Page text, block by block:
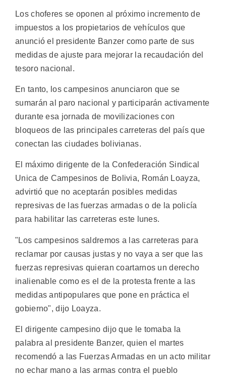
Los choferes se oponen al próximo incremento de
impuestos a los propietarios de vehículos que
anunció el presidente Banzer como parte de sus
medidas de ajuste para mejorar la recaudación del
tesoro nacional.
En tanto, los campesinos anunciaron que se
sumarán al paro nacional y participarán activamente
durante esa jornada de movilizaciones con
bloqueos de las principales carreteras del país que
conectan las ciudades bolivianas.
El máximo dirigente de la Confederación Sindical
Unica de Campesinos de Bolivia, Román Loayza,
advirtió que no aceptarán posibles medidas
represivas de las fuerzas armadas o de la policía
para habilitar las carreteras este lunes.
"Los campesinos saldremos a las carreteras para
reclamar por causas justas y no vaya a ser que las
fuerzas represivas quieran coartarnos un derecho
inalienable como es el de la protesta frente a las
medidas antipopulares que pone en práctica el
gobierno", dijo Loayza.
El dirigente campesino dijo que le tomaba la
palabra al presidente Banzer, quien el martes
recomendó a las Fuerzas Armadas en un acto militar
no echar mano a las armas contra el pueblo